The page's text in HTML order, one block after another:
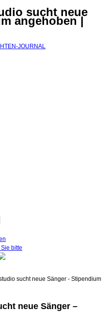
sucht neue
angehoben |
bitte
sucht neue Sänger - Stipendium
neue Sänger –